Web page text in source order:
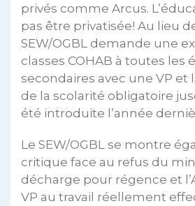
privés comme Arcus.
pas être privatisée! Au lieu
SEW/OGBL demande une
classes COHAB à toutes les
secondaires avec une VP et
de la scolarité obligatoire
été introduite l’année
Le SEW/OGBL se montre
critique face au refus du
décharge pour régence et
VP au travail réellement